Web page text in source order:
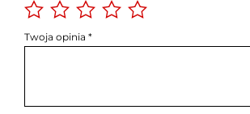
Twoja opinia *